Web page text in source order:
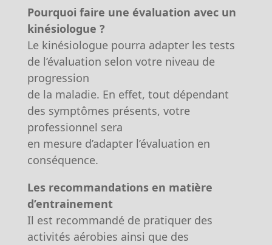
Pourquoi faire une évaluation avec un
kinésiologue ?
Le kinésiologue pourra adapter les tests
de l’évaluation selon votre niveau de
progression
de la maladie. En effet, tout dépendant
des symptômes présents, votre
professionnel sera
en mesure d’adapter l’évaluation en
conséquence.
Les recommandations en matière
d’entrainement
Il est recommandé de pratiquer des
activités aérobies ainsi que des